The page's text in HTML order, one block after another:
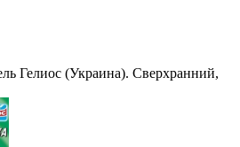
Гелиос (Украина). Сверхранний,